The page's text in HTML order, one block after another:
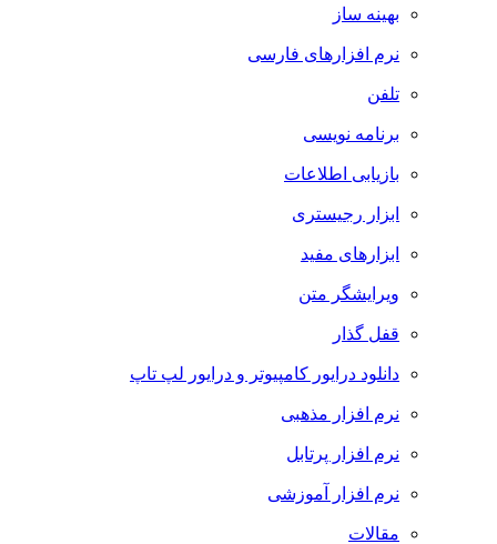
بهینه ساز
نرم افزارهای فارسی
تلفن
برنامه نویسی
بازیابی اطلاعات
ابزار رجیستری
ابزارهای مفید
ویرایشگر متن
قفل گذار
دانلود درایور کامپیوتر و درایور لپ تاپ
نرم افزار مذهبی
نرم افزار پرتابل
نرم افزار آموزشی
مقالات